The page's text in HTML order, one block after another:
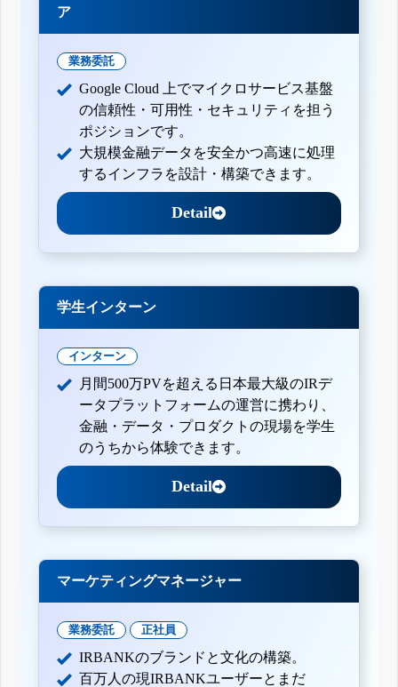
ア
業務委託
Google Cloud 上でマイクロサービス基盤
の信頼性・可用性・セキュリティを担う
ポジションです。
大規模金融データを安全かつ高速に処理
するインフラを設計・構築できます。
Detail
学生インターン
インターン
月間500万PVを超える日本最大級のIRデ
ータプラットフォームの運営に携わり、
金融・データ・プロダクトの現場を学生
のうちから体験できます。
Detail
マーケティングマネージャー
業務委託 正社員
IRBANKのブランドと文化の構築。
百万人の現IRBANKユーザーとまだ